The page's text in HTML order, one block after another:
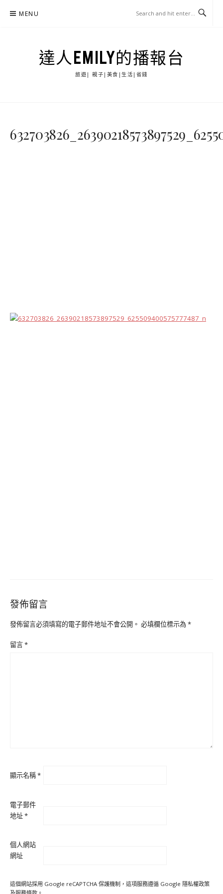
MENU
達人EMILY的播報台
旅遊| 親子|美食|生活|省錢
發佈留言
發佈留言必須填寫的電子郵件地址不會公開。 必填欄位標示為*
留言*
顯示名稱*
電子郵件
地址*
個人網站
網址
這個網站採用 Google reCAPTCHA 保護機制，這項服務遵循 Google 隱私權政策